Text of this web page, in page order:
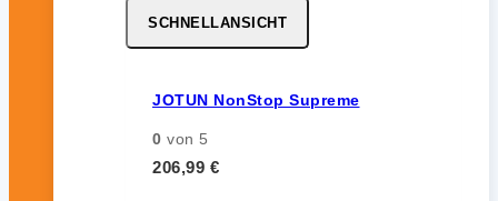
SCHNELLANSICHT
JOTUN NonStop Supreme
0 von 5
206,99 €